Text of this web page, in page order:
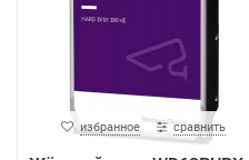
избранное сравнить